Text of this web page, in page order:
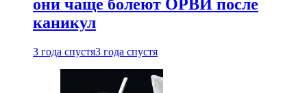
они чаще болеют ОРВИ после
каникул
3 года спустя3 года спустя